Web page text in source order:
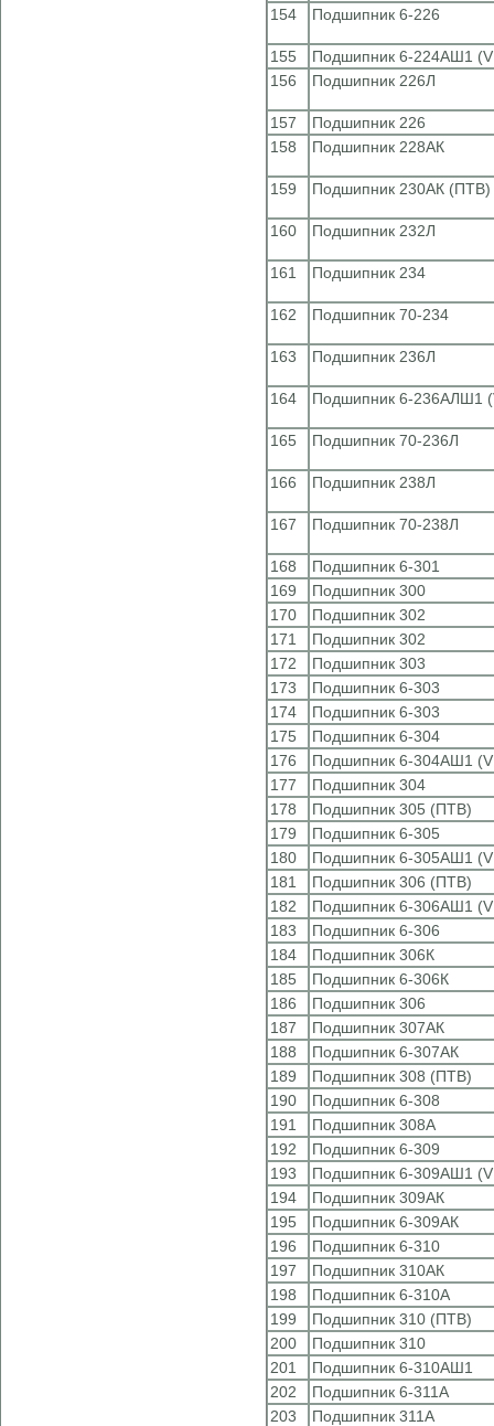
154 Подшипник 6-226
155
Подшипник 6-224АШ1
156
Подшипник 226Л
157
Подшипник 226
158
Подшипник 228АК
159 Подшипник 230АК (ПТВ)
160 Подшипник 232Л
161 Подшипник 234
162 Подшипник 70-234
163 Подшипник 236Л
164 Подшипник 6-236АЛШ1
165 Подшипник 70-236Л
166 Подшипник 238Л
167 Подшипник 70-238Л
168
Подшипник 6-301
169
Подшипник 300
170
Подшипник 302
171
Подшипник 302
172
Подшипник 303
173
Подшипник 6-303
174
Подшипник 6-303
175
Подшипник 6-304
176
Подшипник 6-304АШ1
177
Подшипник 304
178
Подшипник 305 (ПТВ)
179
Подшипник 6-305
180
Подшипник 6-305АШ1
181
Подшипник 306 (ПТВ)
182
Подшипник 6-306АШ1
183
Подшипник 6-306
184
Подшипник 306К
185
Подшипник 6-306К
186
Подшипник 306
187
Подшипник 307АК
188
Подшипник 6-307АК
189
Подшипник 308 (ПТВ)
190
Подшипник 6-308
191
Подшипник 308А
192
Подшипник 6-309
193
Подшипник 6-309АШ1
194
Подшипник 309АК
195
Подшипник 6-309АК
196
Подшипник 6-310
197
Подшипник 310АК
198
Подшипник 6-310А
199
Подшипник 310 (ПТВ)
200
Подшипник 310
201
Подшипник 6-310АШ1
202
Подшипник 6-311А
203
Подшипник 311А